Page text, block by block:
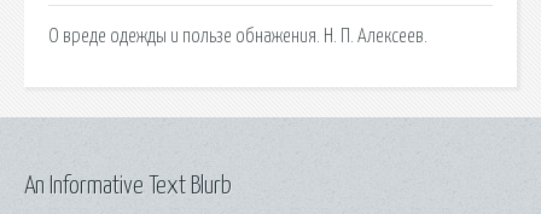
О вреде одежды и пользе обнажения. Н. П. Алексеев.
An Informative Text Blurb